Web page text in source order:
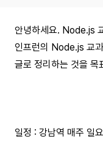
안녕하세요. Node.js
인프런의 Node.js 교
글로 정리하는 것을 목
일정 : 강남역 매주 일